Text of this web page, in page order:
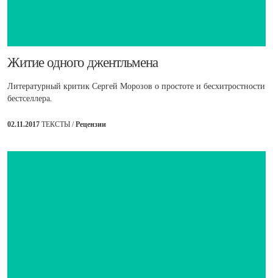
​Житие одного джентльмена
Литературный критик Сергей Морозов о простоте и бесхитростности
бестселлера.
02.11.2017 ТЕКСТЫ /Рецензии